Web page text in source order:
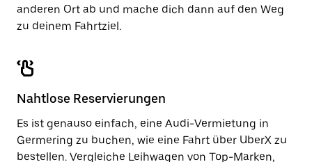
anderen Ort ab und mache dich dann auf den Weg
zu deinem Fahrtziel.
Nahtlose Reservierungen
Es ist genauso einfach, eine Audi-Vermietung in
Germering zu buchen, wie eine Fahrt über UberX zu
bestellen. Vergleiche Leihwagen von Top-Marken,